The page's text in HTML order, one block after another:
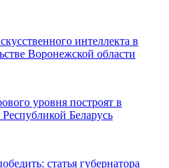
интеллекта в
Воронежской области
уровня построят в
Беларусь
статья губернатора